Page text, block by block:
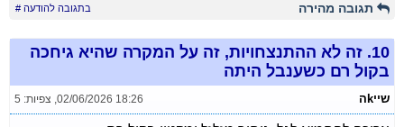
תגובה מהירה בתגובה להודעה #
10. זה לא ההתנצחויות, זה על המקרה שהיא גיחכה
בקול רם כשענבל היתה
שייkה 02/06/2026 18:26
, צפיות: 5